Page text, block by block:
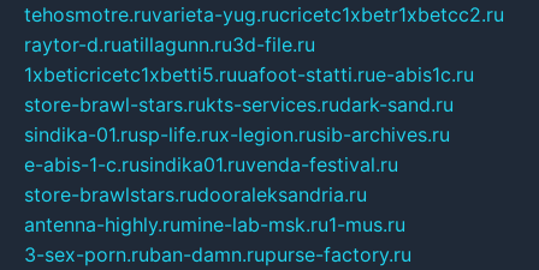
tehosmotre.ruvarieta-yug.rucricetc1xbetr1xbetcc2.ru
raytor-d.ruatillagunn.ru3d-file.ru
1xbeticricetc1xbetti5.ruuafoot-statti.rue-abis1c.ru
store-brawl-stars.rukts-services.rudark-sand.ru
sindika-01.rusp-life.rux-legion.rusib-archives.ru
e-abis-1-c.rusindika01.ruvenda-festival.ru
store-brawlstars.rudooraleksandria.ru
antenna-highly.rumine-lab-msk.ru1-mus.ru
3-sex-porn.ruban-damn.rupurse-factory.ru